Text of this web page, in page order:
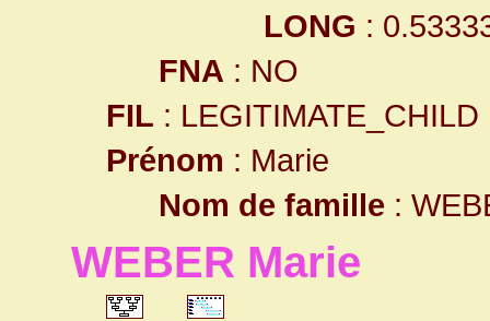
LONG :
FNA : NO
FIL : LEGITIMATE_CHILD
Prénom : Marie
Nom de famille :
WEBER Marie